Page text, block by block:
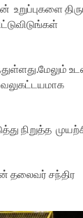
வலுகட்டயமாக
நிறுத்த
தலைவர் சந்திர